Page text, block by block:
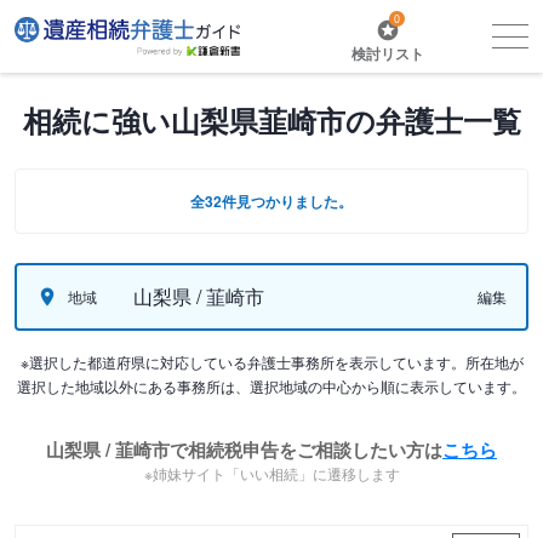
0
検討リスト
相続に強い山梨県韮崎市の弁護士一覧
全32件見つかりました。
地域 山梨県 / 韮崎市 編集
※選択した都道府県に対応している弁護士事務所を表示しています。所在地が
選択した地域以外にある事務所は、選択地域の中心から順に表示しています。
山梨県 / 韮崎市で相続税申告をご相談したい方はこちら
※姉妹サイト「いい相続」に遷移します